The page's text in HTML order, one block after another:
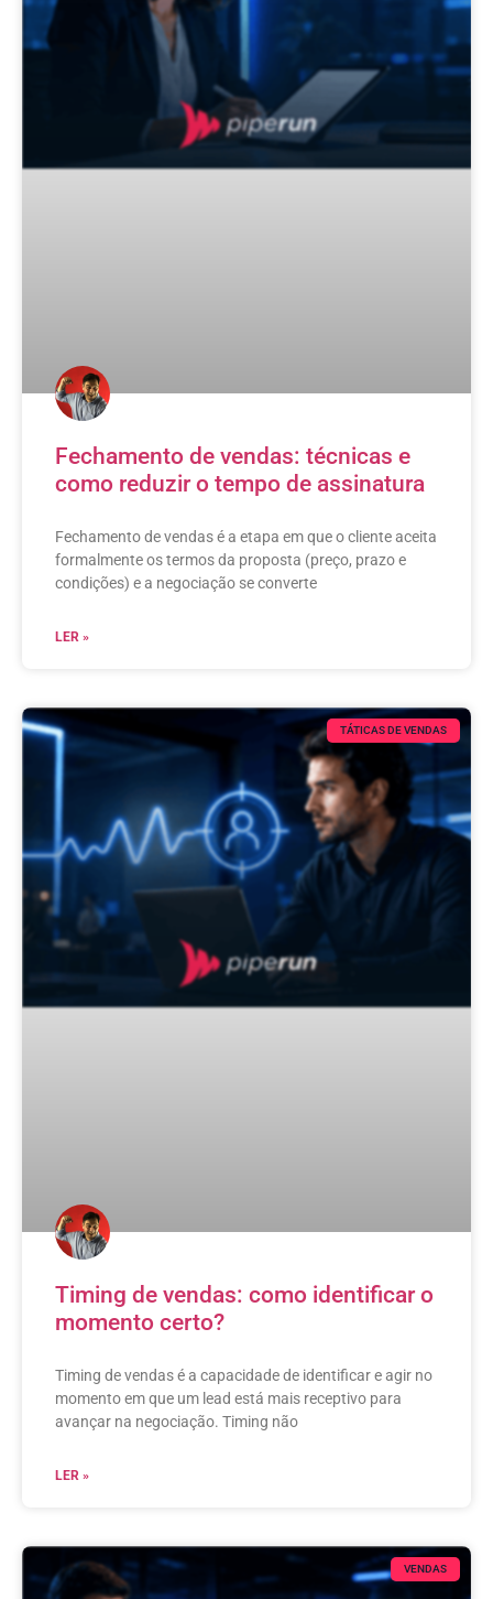
Fechamento de vendas: técnicas e
como reduzir o tempo de assinatura
Fechamento de vendas é a etapa em que o cliente aceita
formalmente os termos da proposta (preço, prazo e
condições) e a negociação se converte
LER »
TÁTICAS DE VENDAS
Timing de vendas: como identificar o
momento certo?
Timing de vendas é a capacidade de identificar e agir no
momento em que um lead está mais receptivo para
avançar na negociação. Timing não
LER »
VENDAS